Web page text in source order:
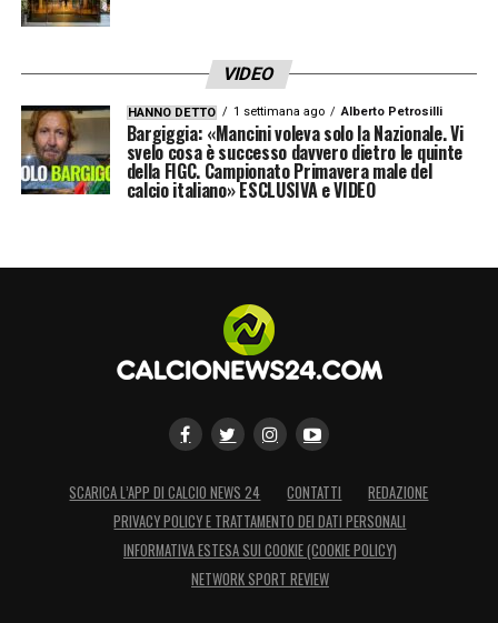
VIDEO
HANNO DETTO 1 settimana ago Alberto Petrosilli
Bargiggia: «Mancini voleva solo la Nazionale. Vi
svelo cosa è successo davvero dietro le quinte
della FIGC. Campionato Primavera male del
calcio italiano» ESCLUSIVA e VIDEO
SCARICA L’APP DI CALCIO NEWS 24 CONTATTI
REDAZIONE
PRIVACY POLICY E TRATTAMENTO DEI DATI PERSONALI
INFORMATIVA ESTESA SUI COOKIE (COOKIE POLICY)
NETWORK SPORT REVIEW